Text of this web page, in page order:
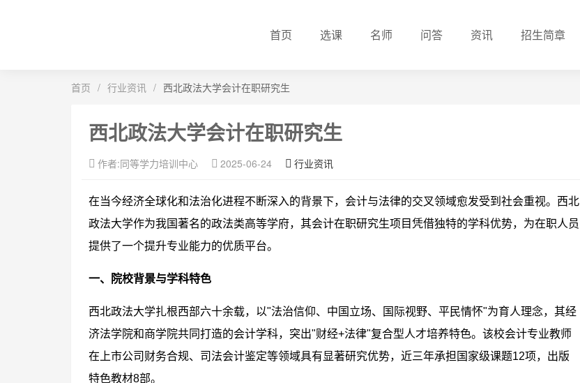
首页 选课 名师 问答 资讯 招生简章
首页 / 行业资讯 / 西北政法大学会计在职研究生
西北政法大学会计在职研究生
作者:同等学力培训中心 2025-06-24 行业资讯
在当今经济全球化和法治化进程不断深入的背景下，会计与法律的交叉领域愈发受到社会重视。西北
政法大学作为我国著名的政法类高等学府，其会计在职研究生项目凭借独特的学科优势，为在职人员
提供了一个提升专业能力的优质平台。
一、院校背景与学科特色
西北政法大学扎根西部六十余载，以"法治信仰、中国立场、国际视野、平民情怀"为育人理念，其经
济法学院和商学院共同打造的会计学科，突出"财经+法律"复合型人才培养特色。该校会计专业教师
在上市公司财务合规、司法会计鉴定等领域具有显著研究优势，近三年承担国家级课题12项，出版
特色教材8部。